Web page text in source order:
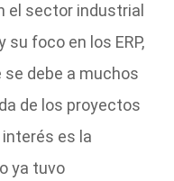
el sector industrial
su foco en los ERP,
debe a muchos
de los proyectos
es la
ya tuvo